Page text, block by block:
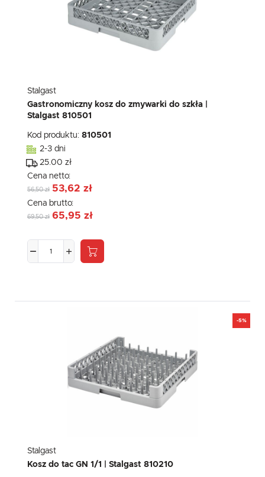
Stalgast
Gastronomiczny kosz do zmywarki do szkła |
Stalgast 810501
Kod produktu: 810501
2-3 dni
25.00 zł
Cena netto:
56,50 zł 53,62 zł
Cena brutto:
69,50 zł 65,95 zł
-5%
Stalgast
Kosz do tac GN 1/1 | Stalgast 810210